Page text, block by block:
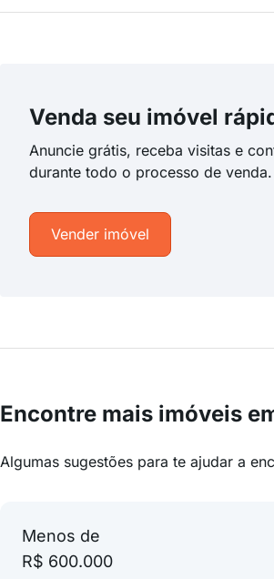
Venda seu imóvel
Anuncie grátis, receba visitas e
durante todo o processo de venda.
Vender imóvel
Encontre mais imóveis
Algumas sugestões para te ajudar a
Menos de
R$ 600.000